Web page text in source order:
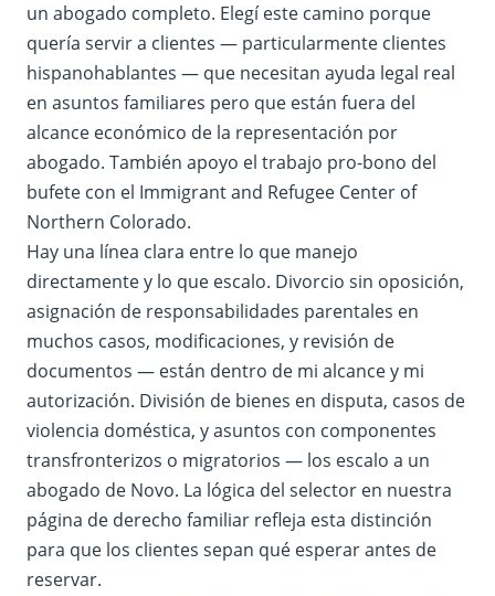
un abogado completo. Elegí este camino porque
quería servir a clientes — particularmente clientes
hispanohablantes — que necesitan ayuda legal real
en asuntos familiares pero que están fuera del
alcance económico de la representación por
abogado. También apoyo el trabajo pro-bono del
bufete con el Immigrant and Refugee Center of
Northern Colorado.
Hay una línea clara entre lo que manejo
directamente y lo que escalo. Divorcio sin oposición,
asignación de responsabilidades parentales en
muchos casos, modificaciones, y revisión de
documentos — están dentro de mi alcance y mi
autorización. División de bienes en disputa, casos de
violencia doméstica, y asuntos con componentes
transfronterizos o migratorios — los escalo a un
abogado de Novo. La lógica del selector en nuestra
página de derecho familiar refleja esta distinción
para que los clientes sepan qué esperar antes de
reservar.